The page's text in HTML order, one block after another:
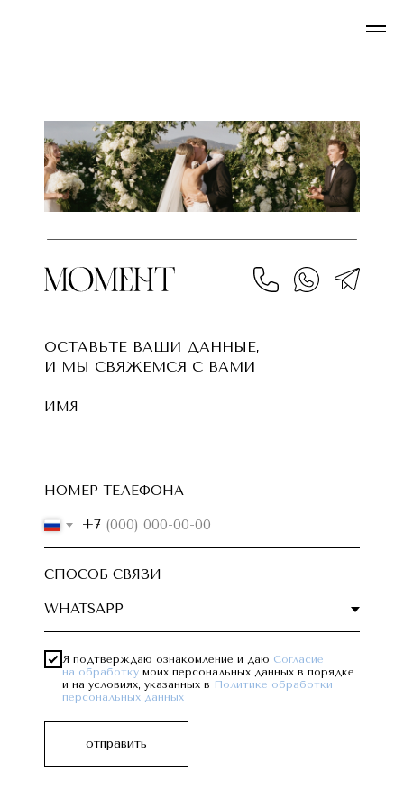
ОСТАВЬТЕ ВАШИ ДАННЫЕ,
И МЫ СВЯЖЕМСЯ С ВАМИ
ИМЯ
НОМЕР ТЕЛЕФОНА
+7
СПОСОБ СВЯЗИ
Я подтверждаю ознакомление и даю Согласие
на обработку моих персональных данных в порядке
и на условиях, указанных в Политике обработки
персональных данных
отправить
ИНН 230410765368 Самозанятый, режим НПД
Согласие на обработку персональных данных